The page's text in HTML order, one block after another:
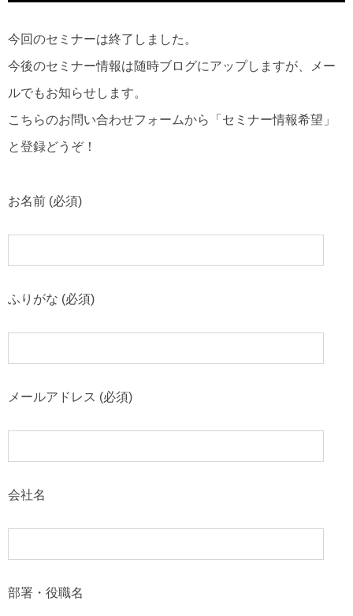
今回のセミナーは終了しました。
今後のセミナー情報は随時ブログにアップしますが、メー
ルでもお知らせします。
こちらのお問い合わせフォームから「セミナー情報希望」
と登録どうぞ！
お名前 (必須)
ふりがな (必須)
メールアドレス (必須)
会社名
部署・役職名